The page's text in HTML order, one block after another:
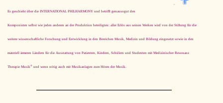
Es geschieht über die INTERNATIONAL PHILHARMONY und betrifft ge­nau­so­gut den
Komponisten selbst wie jeden anderen an der Produktion beteiligten: aller Erlös aus seinen Werken wird von der Stiftung für die
weitere wissenschaftliche Forschung und Entwicklung in den Bereichen Musik, Medizin und Bildung eingesetzt sowie in den
materiell ärmeren Ländern für die Ausstattung von Patienten, Kindern, Schülern und Studenten mit Medizinischer Resonanz
Therapie Musik® und wenn nötig auch mit Musikanlagen zum Hören der Musik.